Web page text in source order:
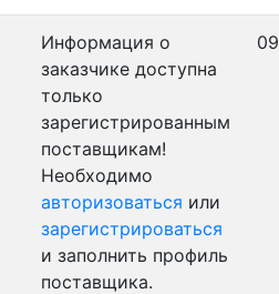
Информация о
заказчике доступна
только
зарегистрированным
поставщикам!
Необходимо
авторизоваться или
зарегистрироваться
и заполнить профиль
поставщика.